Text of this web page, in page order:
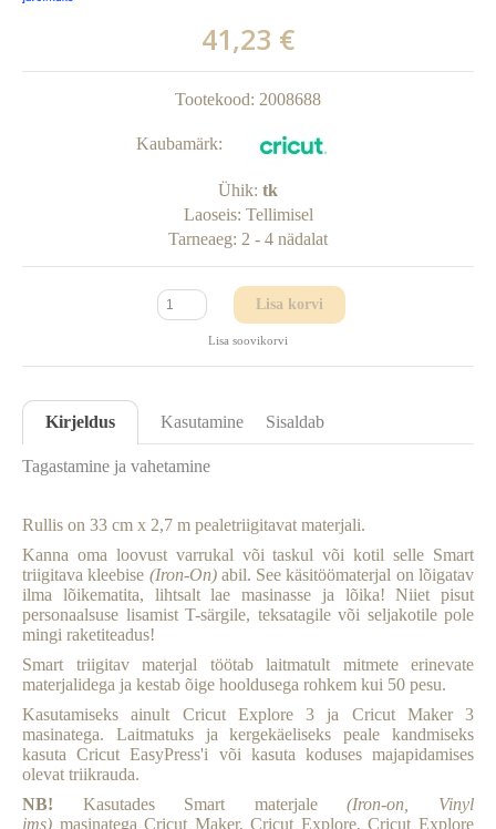
41,23 €
Tootekood: 2008688
Kaubamärk:
Ühik: tk
Laoseis: Tellimisel
Tarneaeg: 2 - 4 nädalat
Lisa korvi
Lisa soovikorvi
Kirjeldus Kasutamine Sisaldab
Tagastamine ja vahetamine
Rullis on 33 cm x 2,7 m pealetriigitavat materjali.
Kanna oma loovust varrukal või taskul või kotil selle Smart
triigitava kleebise (Iron-On)abil. See käsitöömaterjal on lõigatav
ilma lõikematita, lihtsalt lae masinasse ja lõika! Niiet pisut
personaalsuse lisamist T-särgile, teksatagile või seljakotile pole
mingi raketiteadus!
Smart triigitav materjal töötab laitmatult mitmete erinevate
materjalidega ja kestab õige hooldusega rohkem kui 50 pesu.
Kasutamiseks ainult Cricut Explore 3 ja Cricut Maker 3
masinatega. Laitmatuks ja kergekäeliseks peale kandmiseks
kasuta Cricut EasyPress'i või kasuta koduses majapidamises
olevat triikrauda.
NB! Kasutades Smart materjale(Iron-on, Vinyl
jms) masinatega Cricut Maker, Cricut Explore, Cricut Explore